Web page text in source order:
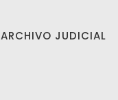
ARCHIVO JUDICIAL